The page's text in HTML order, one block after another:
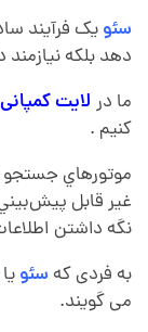
سئویک فرآيند
دهد بلکه
ما در لایت کمپانی
کنیم .
موتور‌هاي جستجو
غير قابل
نگه داشتن
به فردی که سئویا
می گویند.